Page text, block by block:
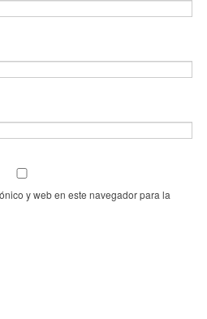
y web en este navegador para la